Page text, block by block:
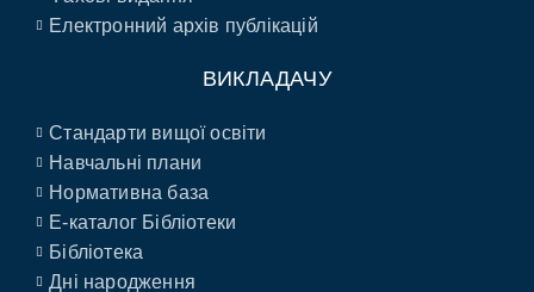
Електронний архів публікацій
ВИКЛАДАЧУ
Стандарти вищої освіти
Навчальні плани
Нормативна база
E-каталог Бібліотеки
Бібліотека
Дні народження